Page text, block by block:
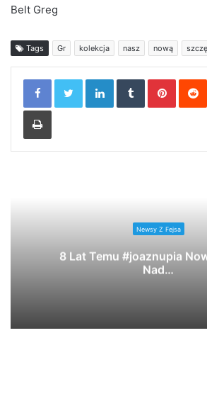
Belt Greg
Tags Gr kolekcja nasz nową
LinkedInTumblr
Print
Newsy Z Fejsa
8 Lat Temu #joaznupia Nowy Sztigar
Nad…